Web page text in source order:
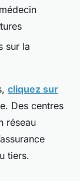
sur la
cliquez sur
Des centres
réseau
tiers.